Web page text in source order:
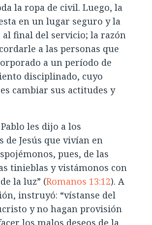
la ropa de civil. Luego, la
en un lugar seguro y la
al final del servicio; la razón
a las personas que
a un período de
disciplinado, cuyo
cambiar sus actitudes y
les dijo a los
de Jesús que vivían en
pues, de las
tinieblas y vistámonos con
la luz” (Romanos 13:12). A
instruyó: “vístanse del
y no hagan provisión
los malos deseos de la